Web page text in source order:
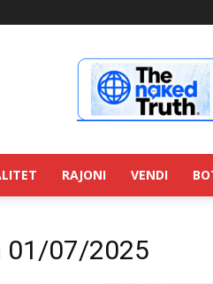
RAJONI VENDI
01/07/2025